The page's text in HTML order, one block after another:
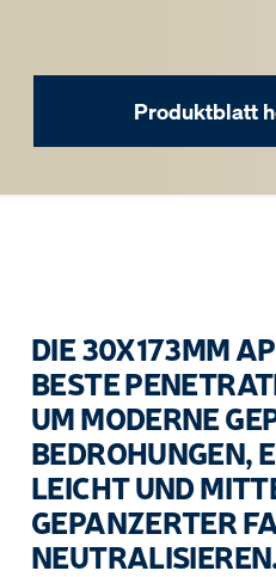
Produktblatt
DIE 30X173MM
BESTE
UM MODERNE
BEDROHUNGEN,
EICHT UND
EPANZERTER
EUTRALISIEREN.